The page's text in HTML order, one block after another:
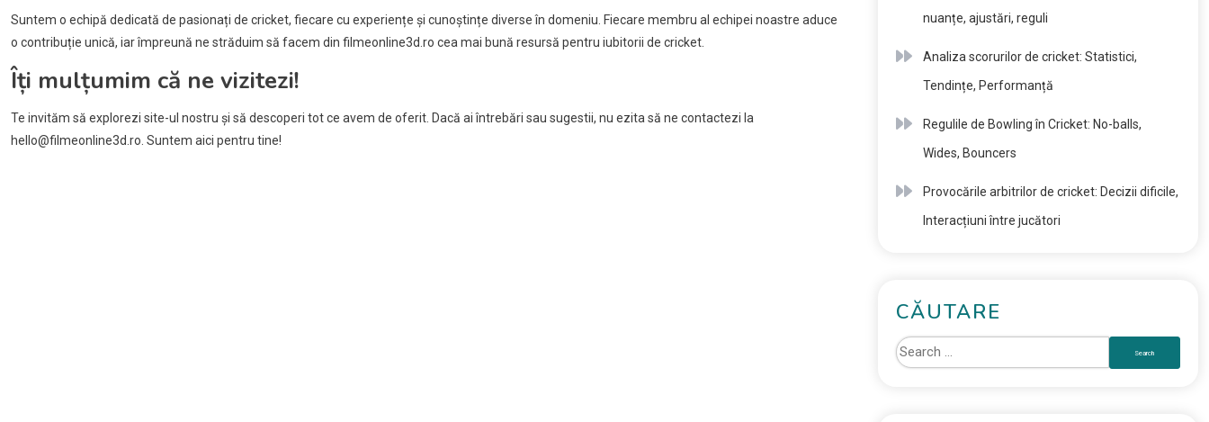
Suntem o echipă dedicată de pasionați de cricket, fiecare cu experiențe și cunoștințe diverse în domeniu. Fiecare membru al echipei noastre aduce
o contribuție unică, iar împreună ne străduim să facem din filmeonline3d.ro cea mai bună resursă pentru iubitorii de cricket.
Îți mulțumim că ne vizitezi!
Te invităm să explorezi site-ul nostru și să descoperi tot ce avem de oferit. Dacă ai întrebări sau sugestii, nu ezita să ne contactezi la
hello@filmeonline3d.ro . Suntem aici pentru tine!
nuanțe, ajustări, reguli
Analiza scorurilor de cricket: Statistici,
Tendințe, Performanță
Regulile de Bowling în Cricket: No-balls,
Wides, Bouncers
Provocările arbitrilor de cricket: Decizii dificile,
Interacțiuni între jucători
CĂUTARE